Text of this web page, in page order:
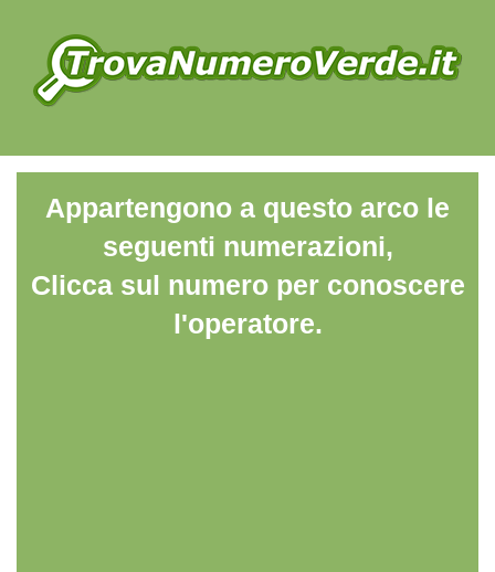
Appartengono a questo arco le
seguenti numerazioni,
Clicca sul numero per conoscere
l'operatore.